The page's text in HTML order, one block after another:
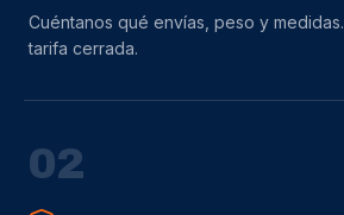
Cuéntanos qué envías, peso y
tarifa cerrada.
02